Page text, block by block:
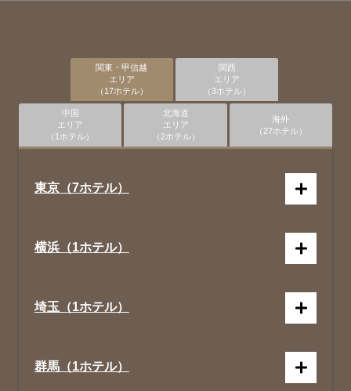
関東・甲信越
エリア
（17ホテル）
東京（7ホテル）
横浜（1ホテル）
埼玉（1ホテル）
群馬（1ホテル）
関西
エリア
（3ホテル）
中国
エリア
（1ホテル）
北海道
エリア
（2ホテル）
海外
（27ホテル）